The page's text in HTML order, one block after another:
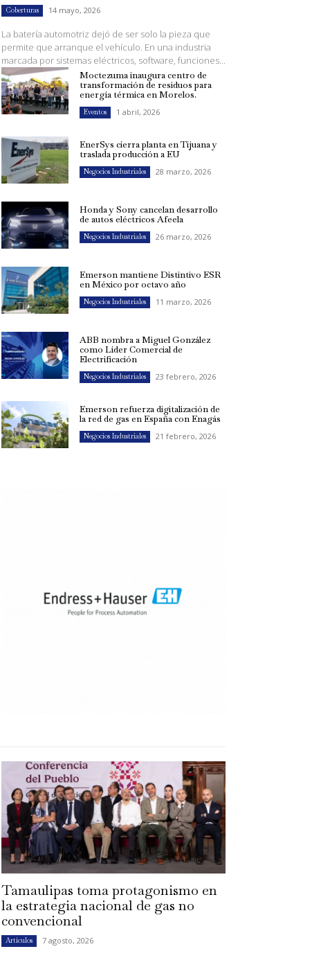
Coberturas 14 mayo, 2026
La batería automotriz dejó de ser solo la pieza que
permite que arranque el vehículo. En una industria
marcada por sistemas eléctricos, software, funciones...
Moctezuma inaugura centro de
transformación de residuos para
energía térmica en Morelos.
Eventos 1 abril, 2026
EnerSys cierra planta en Tijuana y
traslada producción a EU
Negocios Industriales 28 marzo, 2026
Honda y Sony cancelan desarrollo
de autos eléctricos Afeela
Negocios Industriales 26 marzo, 2026
Emerson mantiene Distintivo ESR
en México por octavo año
Negocios Industriales 11 marzo, 2026
ABB nombra a Miguel González
como Líder Comercial de
Electrificación
Negocios Industriales 23 febrero, 2026
Emerson refuerza digitalización de
la red de gas en España con Enagás
Negocios Industriales 21 febrero, 2026
Tamaulipas toma protagonismo en
la estrategia nacional de gas no
convencional
Artículos 7 agosto, 2026